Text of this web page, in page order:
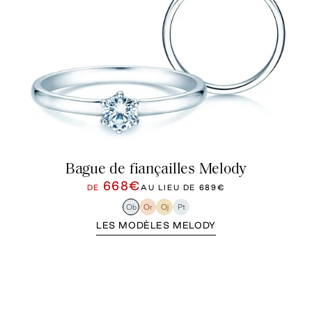
Bague de fiançailles Melody
DE 668€AU LIEU DE 689€
Ob Or Oj Pt
LES MODÈLES MELODY